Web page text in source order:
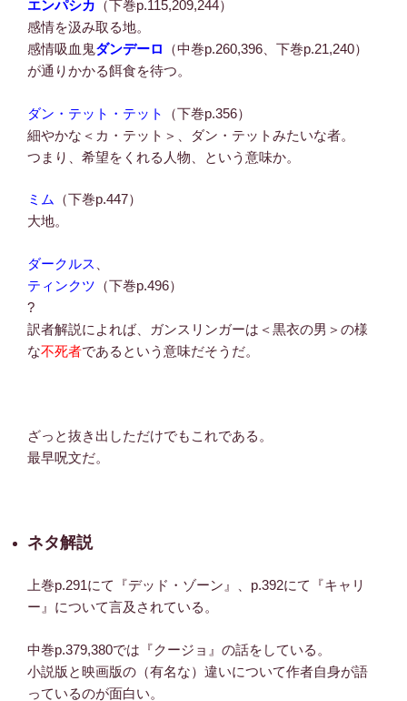
エンパシカ （下巻p.115,209,244）
感情を汲み取る地。
感情吸血鬼ダンデーロ
（中巻p.260,396、下巻p.21,240）
が通りかかる餌食を待つ。
ダン・テット・テット
（下巻p.356）
細やかな＜カ・テット＞、ダン・テットみたいな者。
つまり、希望をくれる人物、という意味か。
ミム
（下巻p.447）
大地。
ダークルス
ティンクツ （下巻p.496）
?
訳者解説によれば、ガンスリンガーは＜黒衣の男＞の様
な不死者であるという意味だそうだ。
ざっと抜き出しただけでもこれである。
最早呪文だ。
ネタ解説
上巻p.291にて『デッド・ゾーン』、p.392にて『キャリ
ー』について言及されている。
中巻p.379,380では『クージョ』の話をしている。
小説版と映画版の（有名な）違いについて作者自身が語
っているのが面白い。